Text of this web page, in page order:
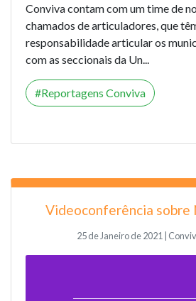
Conviva contam com um time de
chamados de articuladores, que
responsabilidade articular os
com as seccionais da Un...
Reportagens Conviva
Videoconferência sobre
25 de Janeiro de 2021 |